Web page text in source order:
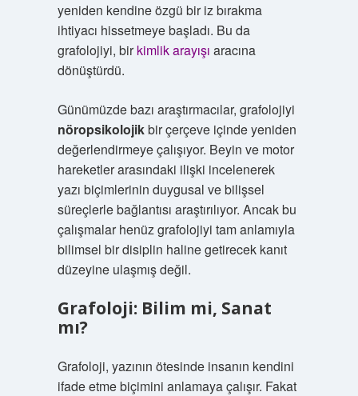
yeniden kendine özgü bir iz bırakma
ihtiyacı hissetmeye başladı. Bu da
grafolojiyi, birkimlik arayışı aracına
dönüştürdü.
Günümüzde bazı araştırmacılar, grafolojiyi
nöropsikolojikbir çerçeve içinde yeniden
değerlendirmeye çalışıyor. Beyin ve motor
hareketler arasındaki ilişki incelenerek
yazı biçimlerinin duygusal ve bilişsel
süreçlerle bağlantısı araştırılıyor. Ancak bu
çalışmalar henüz grafolojiyi tam anlamıyla
bilimsel bir disiplin haline getirecek kanıt
düzeyine ulaşmış değil.
Grafoloji: Bilim mi, Sanat
mı?
Grafoloji, yazının ötesinde insanın kendini
ifade etme biçimini anlamaya çalışır. Fakat